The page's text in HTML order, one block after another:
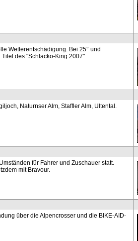
Wetterentschädigung. Bei 25° und
des "Schlacko-King 2007"
Naturnser Alm, Staffler Alm, Ultental.
für Fahrer und Zuschauer statt.
mit Bravour.
über die Alpencrosser und die BIKE-AID-